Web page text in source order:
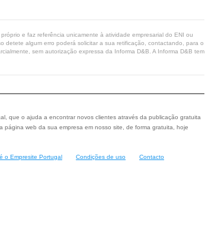
e faz referência unicamente à atividade empresarial do ENI ou
detete algum erro poderá solicitar a sua retificação, contactando, para o
sem autorização expressa da Informa D&B. A Informa D&B tem
que o ajuda a encontrar novos clientes através da publicação gratuita
web da sua empresa em nosso site, de forma gratuita, hoje
o Empresite Portugal Condições de uso Contacto